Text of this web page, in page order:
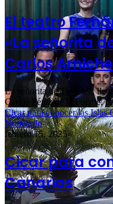
El teatro
«La señorita
Carlos
La señorita de Trevélez,
Carlos Pérez de la Fuente,
Cicar para conocer las Islas
Noticiario
febrero 15, 2025
Cicar para
Canarias